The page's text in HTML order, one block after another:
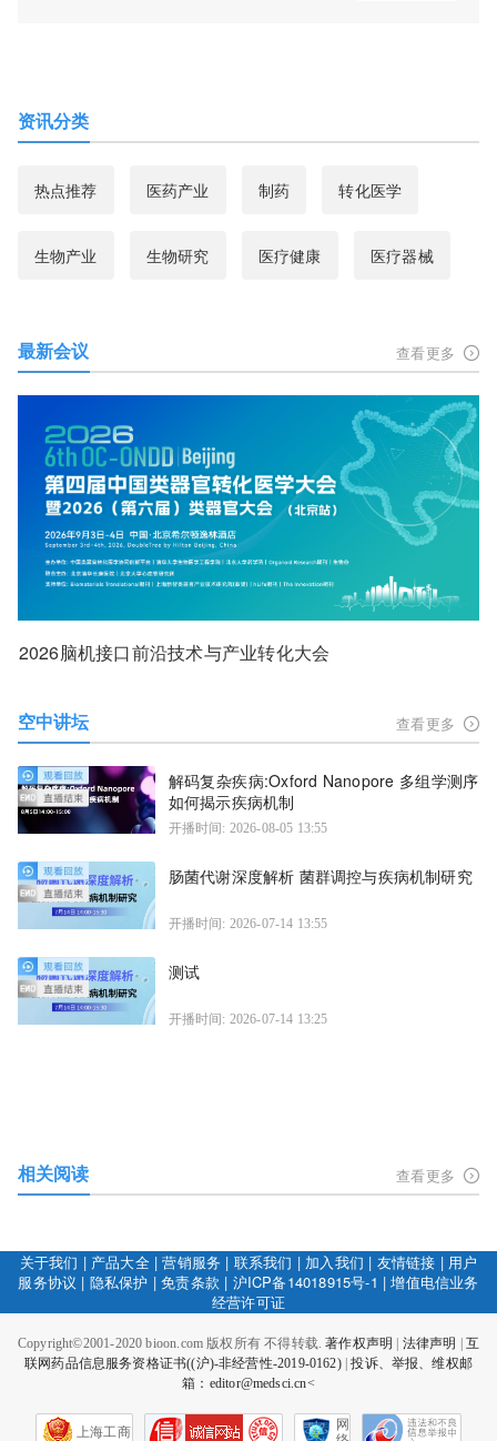
资讯分类
热点推荐 医药产业 制药 转化医学
生物产业 生物研究 医疗健康 医疗器械
最新会议 查看更多
2026脑机接口前沿技术与产业转化大会
空中讲坛 查看更多
解码复杂疾病:Oxford Nanopore 多组学测序
如何揭示疾病机制
开播时间: 2026-08-05 13:55
肠菌代谢深度解析 菌群调控与疾病机制研究
开播时间: 2026-07-14 13:55
测试
开播时间: 2026-07-14 13:25
相关阅读 查看更多
关于我们 | 产品大全|营销服务 | 联系我们 | 加入我们 | 友情链接 | 用户
服务协议 | 隐私保护 |免责条款 | 沪ICP备14018915号-1 |增值电信业务
经营许可证
Copyright©2001-2020 bioon.com 版权所有 不得转载.著作权声明 法律声明
互
联网药品信息服务资格证书((沪)-非经营性-2019-0162)|投诉、举报、维权邮
箱：editor@medsci.cn<
上海工商
网